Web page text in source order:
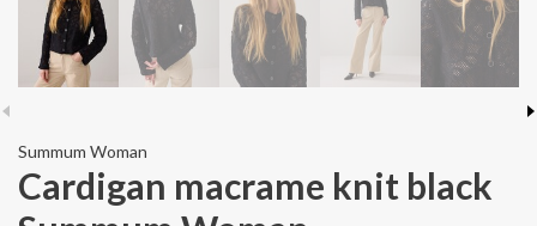
Summum Woman
Cardigan macrame knit black